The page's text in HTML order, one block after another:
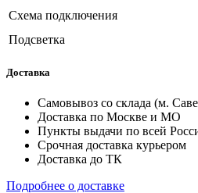
Схема подключения
Подсветка
Доставка
Самовывоз со склада (м.
Доставка по Москве и МО
Пункты выдачи по всей
Срочная доставка курьером
Доставка до ТК
Подробнее о доставке